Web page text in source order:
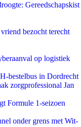
Gereedschapskist
bezocht terecht
op logistiek
bestelbus in Dordrecht
zorgprofessional Jan
Formule 1-seizoen
onder grens met Wit-